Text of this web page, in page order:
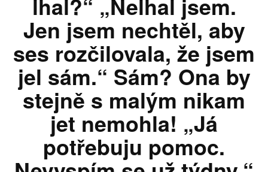
lhal?“ „Nelhal jsem.
Jen jsem nechtěl, aby
ses rozčilovala, že jsem
jel sám.“ Sám? Ona by
stejně s malým nikam
jet nemohla! „Já
potřebuju pomoc.